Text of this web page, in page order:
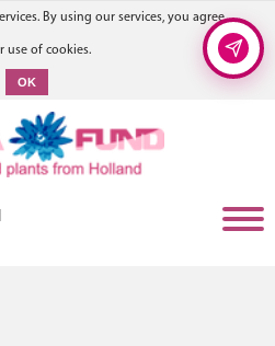
By using our services, you agree
use of cookies.
OK